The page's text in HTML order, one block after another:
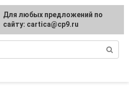
и приготовление
Для любых предложений по
сайту: cartica@cp9.ru